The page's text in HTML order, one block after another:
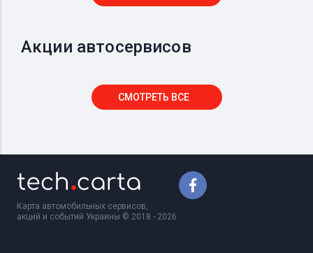
Акции автосервисов
СМОТРЕТЬ ВСЕ
Карта автомобильных сервисов,
акций и событий Украины © 2018 - 2026